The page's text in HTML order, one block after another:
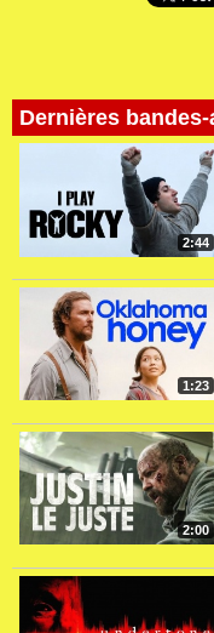
Dernières
2:44
1:23
2:00